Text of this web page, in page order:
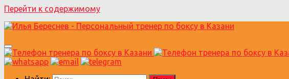
Перейти к содержимому